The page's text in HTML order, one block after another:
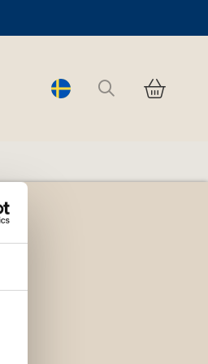
Change language
Sök